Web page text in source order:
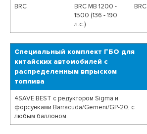
BRC
BRC MB 1200 -
1500 (136 - 190
л.с.)
BRC
Специальный комплект ГБО для
китайских автомобилей с
распределенным впрыском
топлива
4SAVE BEST с редуктором Sigma и
форсунками Barracuda/Gemeni/GP-20, с
любым баллоном.